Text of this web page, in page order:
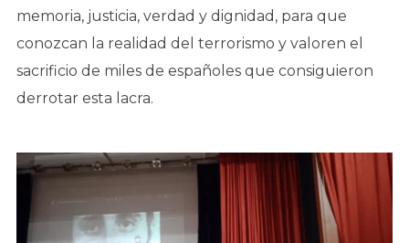
memoria, justicia, verdad y dignidad, para que
conozcan la realidad del terrorismo y valoren el
sacrificio de miles de españoles que consiguieron
derrotar esta lacra.